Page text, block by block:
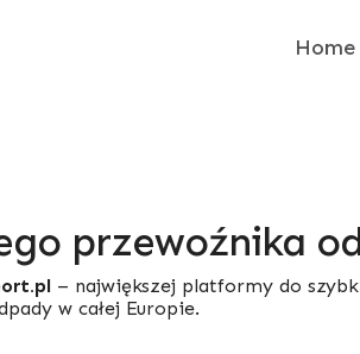
Home
przewoźnika
– największej platformy do
w całej Europie.